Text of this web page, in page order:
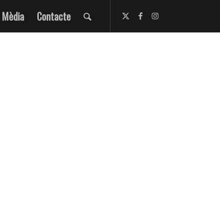
Mèdia Contacte